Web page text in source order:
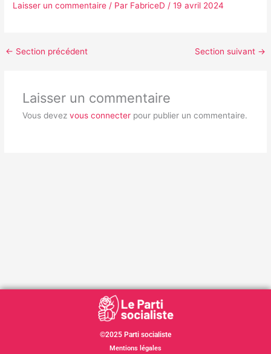
Laisser un commentaire / Par FabriceD/19 avril 2024
← Section précédent Section suivant →
Laisser un commentaire
Vous devez vous connecterpour publier un commentaire.
©2025 Parti socialiste
Mentions légales